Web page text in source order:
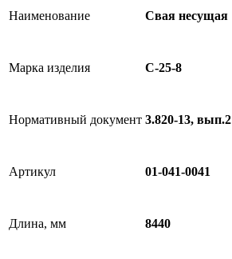
Наименование Свая несущая
Марка изделия С-25-8
Нормативный документ 3.820-13, вып.2
Артикул 01-041-0041
Длина, мм 8440